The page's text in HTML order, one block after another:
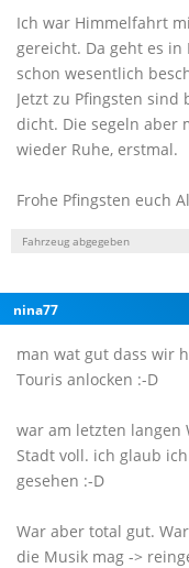
Ich war Himmelfahrt
gereicht. Da geht es
schon wesentlich
Jetzt zu Pfingsten sind
dicht. Die segeln aber
wieder Ruhe, erstmal.
Frohe Pfingsten euch
Fahrzeug abgegeben
nina77
man wat gut dass wir
Touris anlocken :-D
war am letzten langen
Stadt voll. ich glaub
gesehen :-D
War aber total gut.
die Musik mag ->